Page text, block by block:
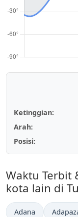
Ketinggian:
Arah:
Posisi:
Waktu Terbit
kota lain di
Adana